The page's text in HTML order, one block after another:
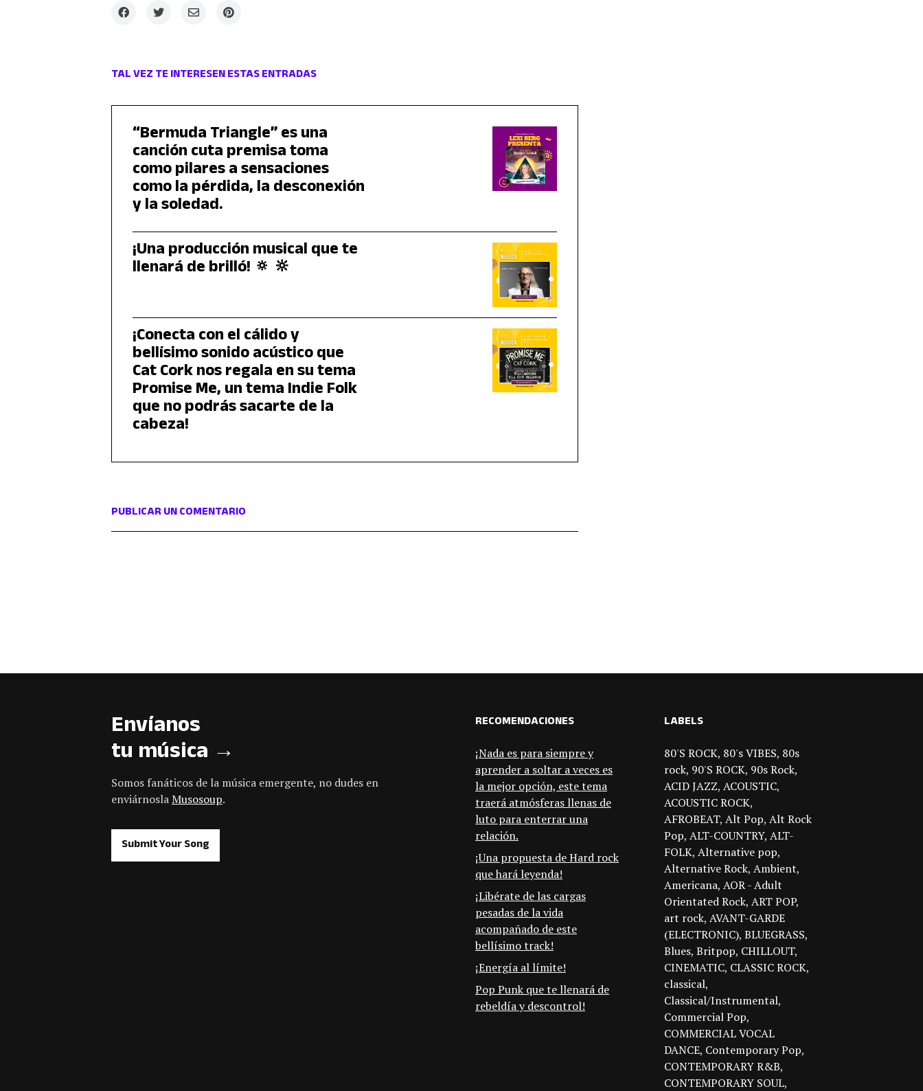
TAL VEZ TE INTERESEN ESTAS ENTRADAS
“Bermuda Triangle” es una
canción cuta premisa toma
como pilares a sensaciones
como la pérdida, la desconexión
y la soledad.
¡Una producción musical que te
llenará de brilló! 🔅 🔆
¡Conecta con el cálido y
bellísimo sonido acústico que
Cat Cork nos regala en su tema
Promise Me, un tema Indie Folk
que no podrás sacarte de la
cabeza!
PUBLICAR UN COMENTARIO
Envíanos
tu música →
Somos fanáticos de la música emergente, no dudes en
enviárnoslaMusosoup.
Submit Your Song
RECOMENDACIONES
¡Nada es para siempre y
aprender a soltar a veces es
la mejor opción, este tema
traerá atmósferas llenas de
luto para enterrar una
relación.
¡Una propuesta de Hard rock
que hará leyenda!
¡Libérate de las cargas
pesadas de la vida
acompañado de este
bellísimo track!
¡Energía al límite!
Pop Punk que te llenará de
rebeldía y descontrol!
LABELS
80'S ROCK 80's VIBES 80s
rock 90'S ROCK 90s Rock
ACID JAZZ ACOUSTIC
ACOUSTIC ROCK
AFROBEAT Alt Pop Alt Rock
Pop ALT-COUNTRY ALT-
FOLK Alternative pop
Alternative Rock Ambient
Americana AOR - Adult
Orientated Rock ART POP
art rock AVANT-GARDE
(ELECTRONIC) BLUEGRASS
Blues Britpop CHILLOUT
CINEMATIC CLASSIC ROCK
classical
Classical/Instrumental
Commercial Pop
COMMERCIAL VOCAL
DANCE Contemporary Pop
CONTEMPORARY R&B
CONTEMPORARY SOUL